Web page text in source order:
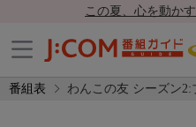
この夏、心を動か
番組表 わんこの友 シーズン2: